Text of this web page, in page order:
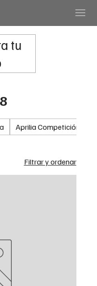
Aprilia Competición
Filtrar y ordenar
tu